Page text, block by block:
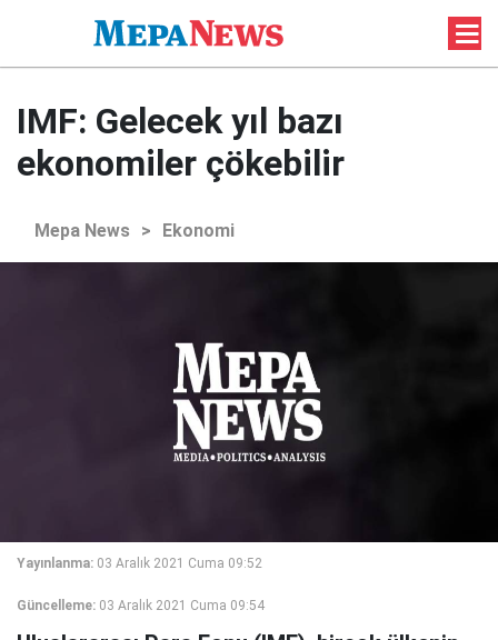
IMF: Gelecek yıl bazı
ekonomiler çökebilir
Mepa News > Ekonomi
Yayınlanma: 03 Aralık 2021 Cuma 09:52
Güncelleme: 03 Aralık 2021 Cuma 09:54